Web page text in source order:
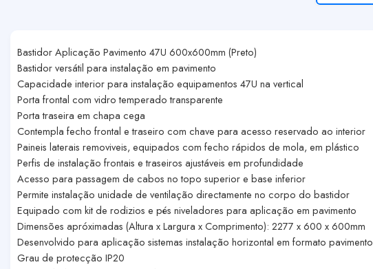
Bastidor Aplicação Pavimento 47U 600x600mm (Preto)
Bastidor versátil para instalação em pavimento
Capacidade interior para instalação equipamentos 47U na vertical
Porta frontal com vidro temperado transparente
Porta traseira em chapa cega
Contempla fecho frontal e traseiro com chave para acesso reservado ao interior
Paineis laterais removiveis, equipados com fecho rápidos de mola, em plástico
Perfis de instalação frontais e traseiros ajustáveis em profundidade
Acesso para passagem de cabos no topo superior e base inferior
Permite instalação unidade de ventilação directamente no corpo do bastidor
Equipado com kit de rodizios e pés niveladores para aplicação em pavimento
Dimensões apróximadas (Altura x Largura x Comprimento): 2277 x 600 x 600mm
Desenvolvido para aplicação sistemas instalação horizontal em formato pavimento
Grau de protecção IP20